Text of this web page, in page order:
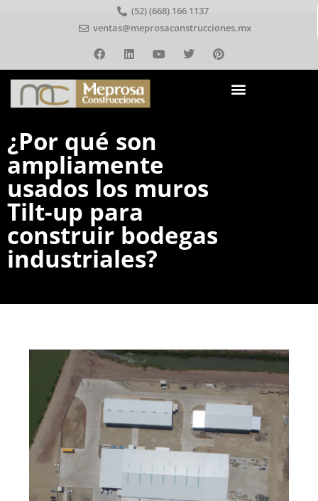
(52) (668) 166 1137
ventas@meprosaconstrucciones.mx
¿Por qué son
ampliamente
usados los muros
Tilt-up para
construir bodegas
industriales?